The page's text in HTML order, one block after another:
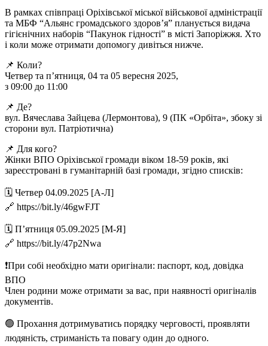
В рамках співпраці Оріхівської міської військової адміністрації
та МБФ “Альянс громадського здоров’я” планується видача
гігієнічних наборів “Пакунок гідності” в місті Запоріжжя. Хто
і коли може отримати допомогу дивіться нижче.
📌 Коли?
Четвер та п’ятниця, 04 та 05 вересня 2025,
з 09:00 до 11:00
📌 Де?
вул. Вячеслава Зайцева (Лермонтова), 9 (ПК «Орбіта», збоку зі
сторони вул. Патріотична)
📌 Для кого?
Жінки ВПО Оріхівської громади віком 18-59 років, які
зареєстровані в гуманітарній базі громади, згідно списків:
🗓 Четвер 04.09.2025 [А-Л]
🔗 https://bit.ly/46gwFJT
🗓 П’ятниця 05.09.2025 [М-Я]
🔗 https://bit.ly/47p2Nwa
❗️При собі необхідно мати оригінали: паспорт, код, довідка
ВПО
Член родини може отримати за вас, при наявності оригіналів
документів.
🟢 Прохання дотримуватись порядку черговості, проявляти
людяність, стриманість та повагу один до одного.